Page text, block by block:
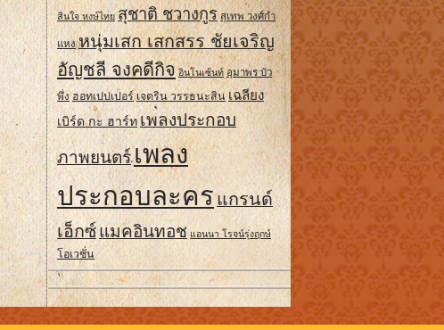
สินใจ หงษ์ไทย สุชาติ ชวางกูร สุเทพ วงศ์กํา
แหง หนุ่มเสก เสกสรร ชัยเจริญ
อัญชลี จงคดีกิจ อินโนเซ้นท์ อุมาพร บัว
พึ่ง ฮอทเปปเปอร์ เจตริน วรรธนะสิน เฉลียง
เบิร์ด กะ ฮาร์ทเพลงประกอบ
ภาพยนตร์เพลง
ประกอบละครแกรนด์
เอ็กซ์แมคอินทอช แอนนา โรจน์รุ่งฤกษ์
โอเวชั่น